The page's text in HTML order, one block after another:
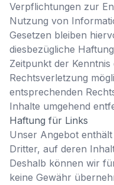
Verpflichtungen zur
Nutzung von
Gesetzen bleiben
diesbezügliche
Zeitpunkt der
Rechtsverletzung
entsprechenden
Inhalte umgehend
Haftung für Links
Unser Angebot
Dritter, auf deren
Deshalb können wir
keine Gewähr